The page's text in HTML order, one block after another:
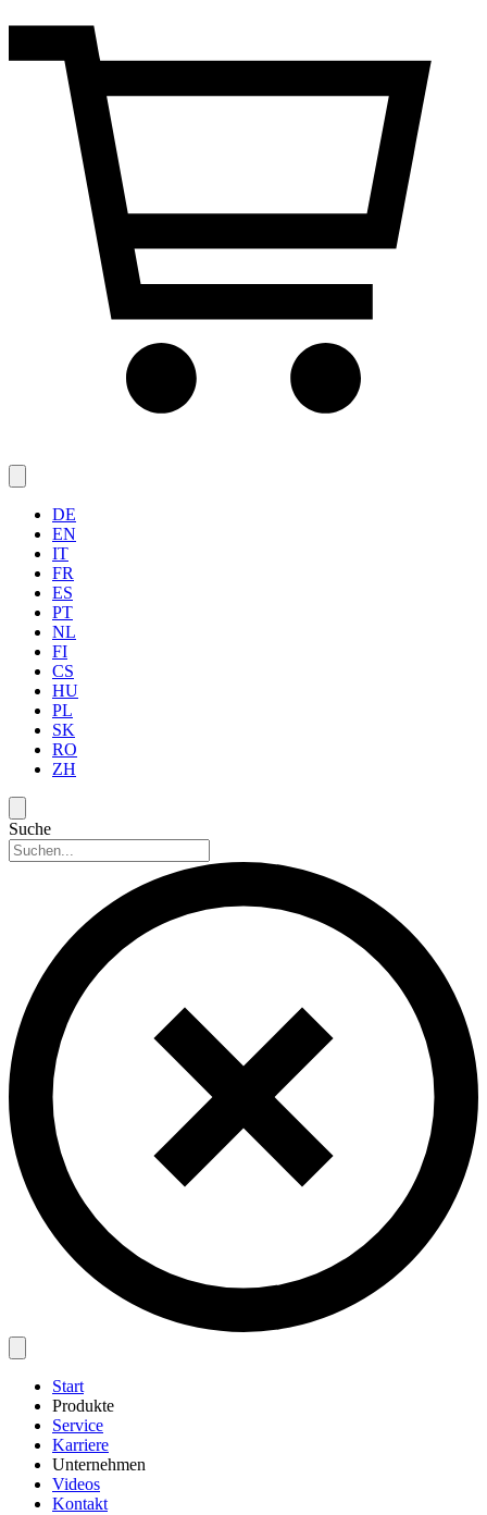
DE
EN
IT
FR
ES
PT
NL
FI
CS
HU
PL
SK
RO
ZH
Suche
Start
Produkte
Service
Karriere
Unternehmen
Videos
Kontakt